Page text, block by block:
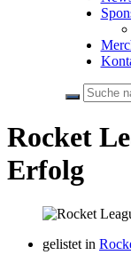
Rocket
Erfolg
gelistet in